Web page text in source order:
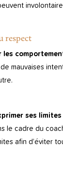
respect
les
mauvaises
ses
le cadre du
afin d’éviter